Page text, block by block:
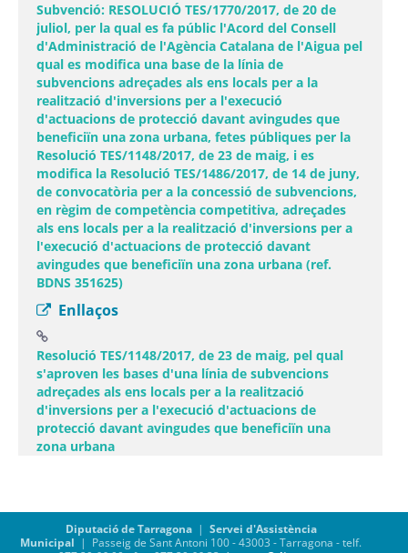
Subvenció: RESOLUCIÓ TES/1770/2017, de 20 de
juliol, per la qual es fa públic l'Acord del Consell
d'Administració de l'Agència Catalana de l'Aigua pel
qual es modifica una base de la línia de
subvencions adreçades als ens locals per a la
realització d'inversions per a l'execució
d'actuacions de protecció davant avingudes que
beneficiïn una zona urbana, fetes públiques per la
Resolució TES/1148/2017, de 23 de maig, i es
modifica la Resolució TES/1486/2017, de 14 de juny,
de convocatòria per a la concessió de subvencions,
en règim de competència competitiva, adreçades
als ens locals per a la realització d'inversions per a
l'execució d'actuacions de protecció davant
avingudes que beneficiïn una zona urbana (ref.
BDNS 351625)
Enllaços
Resolució TES/1148/2017, de 23 de maig, pel qual
s'aproven les bases d'una línia de subvencions
adreçades als ens locals per a la realització
d'inversions per a l'execució d'actuacions de
protecció davant avingudes que beneficiïn una
zona urbana(Obre una finestra nova)
Diputació de Tarragona| Servei d'Assistència
Municipal | Passeig de Sant Antoni 100 - 43003 - Tarragona - telf.